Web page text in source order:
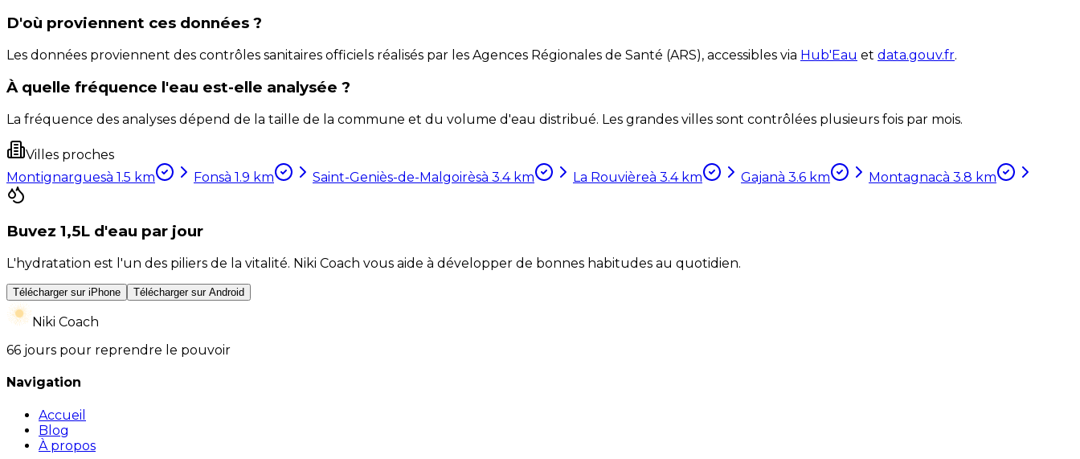
D'où proviennent ces données ?
Les données proviennent des contrôles sanitaires officiels réalisés par les Agences Régionales de Santé (ARS), accessibles via Hub'Eau et data.gouv.fr.
À quelle fréquence l'eau est-elle analysée ?
La fréquence des analyses dépend de la taille de la commune et du volume d'eau distribué. Les grandes villes sont contrôlées plusieurs fois par mois.
Villes proches
Montignarguesà 1.5 km Fonsà 1.9 km Saint-Geniès-de-Malgoirèsà 3.4km La Rouvièreà 3.4km Gajanà 3.6 km Montagnacà 3.8 km
Buvez 1,5L d'eau par jour
L'hydratation est l'un des piliers de la vitalité. Niki Coach vous aide à développer de bonnes habitudes au quotidien.
Télécharger sur iPhone Télécharger sur Android
Niki Coach
66 jours pour reprendre le pouvoir
Navigation
Accueil
Blog
À propos